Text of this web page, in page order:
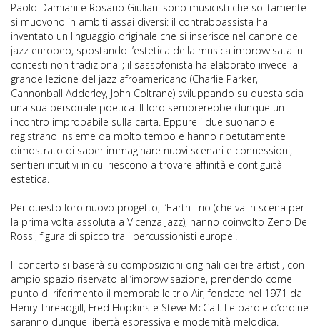
Paolo Damiani e Rosario Giuliani sono musicisti che solitamente
si muovono in ambiti assai diversi: il contrabbassista ha
inventato un linguaggio originale che si inserisce nel canone del
jazz europeo, spostando l’estetica della musica improvvisata in
contesti non tradizionali; il sassofonista ha elaborato invece la
grande lezione del jazz afroamericano (Charlie Parker,
Cannonball Adderley, John Coltrane) sviluppando su questa scia
una sua personale poetica. Il loro sembrerebbe dunque un
incontro improbabile sulla carta. Eppure i due suonano e
registrano insieme da molto tempo e hanno ripetutamente
dimostrato di saper immaginare nuovi scenari e connessioni,
sentieri intuitivi in cui riescono a trovare affinità e contiguità
estetica.
Per questo loro nuovo progetto, l’Earth Trio (che va in scena per
la prima volta assoluta a Vicenza Jazz), hanno coinvolto Zeno De
Rossi, figura di spicco tra i percussionisti europei.
Il concerto si baserà su composizioni originali dei tre artisti, con
ampio spazio riservato all’improvvisazione, prendendo come
punto di riferimento il memorabile trio Air, fondato nel 1971 da
Henry Threadgill, Fred Hopkins e Steve McCall. Le parole d’ordine
saranno dunque libertà espressiva e modernità melodica.